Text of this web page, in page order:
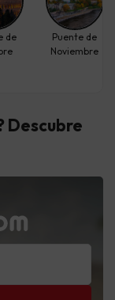
de
Puente de
Noviembre
Descubre